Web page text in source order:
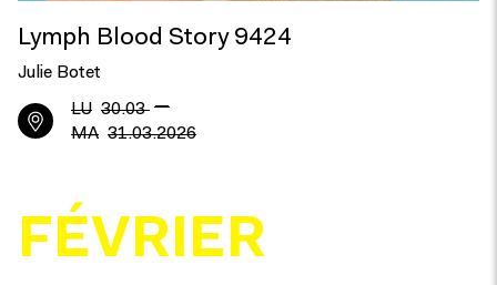
Lymph Blood Story 9424
Julie Botet
LU 30.03 —
MA 31.03.2026
FÉVRIER